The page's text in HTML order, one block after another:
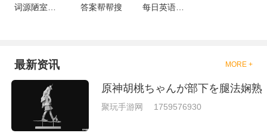
答案帮帮搜 每日英语学习
最新资讯 MORE +
原神胡桃ちゃんが部下を腿法娴熟
聚玩手游网 1759576930